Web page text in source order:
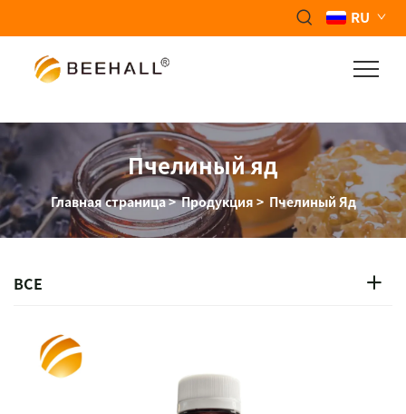
RU
Пчелиный яд
Главная страница>Продукция > Пчелиный Яд
ВСЕ